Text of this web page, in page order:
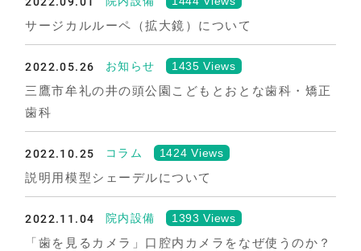
サージカルルーペ（拡大鏡）について
2022.05.26 お知らせ 1435 Views
三鷹市牟礼の井の頭公園こどもとおとな歯科・矯正
歯科
2022.10.25 コラム 1424 Views
説明用模型シェーデルについて
2022.11.04 院内設備 1393 Views
「歯を見るカメラ」口腔内カメラをなぜ使うのか？